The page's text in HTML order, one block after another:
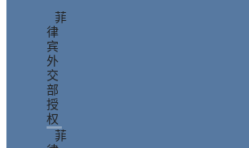
菲
律
宾
外
交
部
授
权
菲